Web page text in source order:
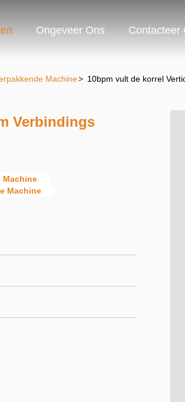
Ongeveer Ons Contacteer
Machine> 10bpm vult de korrel
Verbindings
Machine
Machine